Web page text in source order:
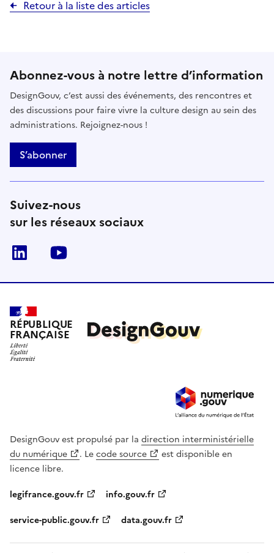
Retour à la liste des articles
Abonnez-vous à notre lettre d’information
DesignGouv, c’est aussi des événements, des rencontres et
des discussions pour faire vivre la culture design au sein des
administrations. Rejoignez-nous !
S’abonner
Suivez-nous
sur les réseaux sociaux
linkedin
RÉPUBLIQUE
FRANÇAISE
DesignGouv est propulsé par la direction interministérielle
du numérique
. Lecode source
est disponible en
licence libre.
legifrance.gouv.fr
info.gouv.fr
service-public.gouv.fr
data.gouv.fr